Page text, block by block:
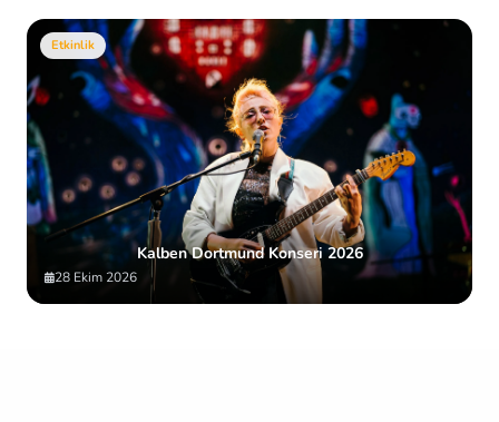
Etkinlik
Kalben Dortmund Konseri 2026
28 Ekim 2026